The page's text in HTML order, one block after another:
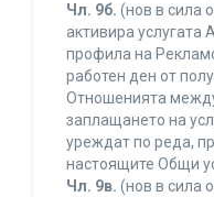
Чл. 9б. (нов в сила
активира услугата
профила на
работен ден от
Отношенията
заплащането на
уреждат по реда,
настоящите Общи
Чл. 9в. (нов в сила